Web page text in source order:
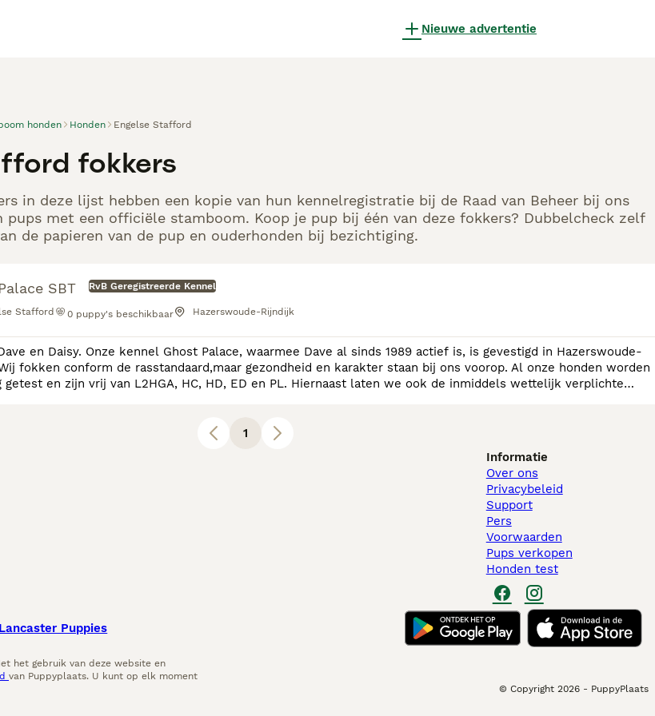
Nieuwe advertentie
honden Honden Engelse Stafford
fokkers
in deze lijst hebben een kopie van hun kennelregistratie bij de Raad van Beheer bij ons
pups met een officiële stamboom. Koop je pup bij één van deze fokkers? Dubbelcheck zelf
de papieren van de pup en ouderhonden bij bezichtiging.
SBT RvB Geregistreerde Kennel
Stafford 0 puppy's beschikbaar Hazerswoude-Rijndijk
en Daisy. Onze kennel Ghost Palace, waarmee Dave al sinds 1989 actief is, is gevestigd in Hazerswoude-
getest en zijn vrij van L2HGA, HC, HD, ED en PL. Hiernaast laten we ook de inmiddels wettelijk verplichte
1
Informatie
Over ons
Privacybeleid
Support
Pers
Voorwaarden
Pups verkopen
Honden test
Lancaster Puppies
het gebruik van deze website en
van Puppyplaats. U kunt op elk moment
© Copyright 2026 - PuppyPlaats